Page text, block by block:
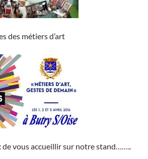
des métiers d’art
de vous accueillir sur notre stand……..